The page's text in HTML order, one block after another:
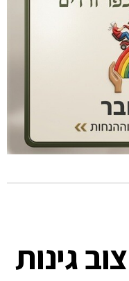
גינות